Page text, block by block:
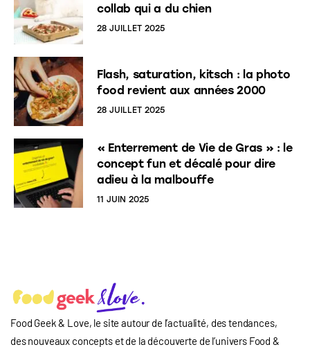
collab qui a du chien
28 JUILLET 2025
Flash, saturation, kitsch : la photo
food revient aux années 2000
28 JUILLET 2025
« Enterrement de Vie de Gras » : le
concept fun et décalé pour dire
adieu à la malbouffe
11 JUIN 2025
Food Geek & Love, le site autour de l’actualité, des tendances,
des nouveaux concepts et de la découverte de l’univers Food&